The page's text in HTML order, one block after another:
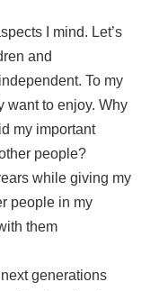
I mind. Let’s
and
To my
want to enjoy. Why
my important
people?
while giving my
people in my
them
generations